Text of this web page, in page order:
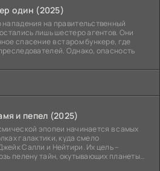
один (2025)
нападения на правительственный
лишь шестеро агентов. Они
спасение в старом бункере, где
Однако, опасность
и пепел (2025)
эпопеи начинается в самых
галактики, куда смело
Салли и Нейтири. Их цель –
пелену тайн, окутывающих планеты